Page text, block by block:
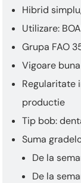
Hibrid
Utilizare:
Grupa FAO
Vigoare
Regularitate
productie
Tip bob:
Suma
De la
De la